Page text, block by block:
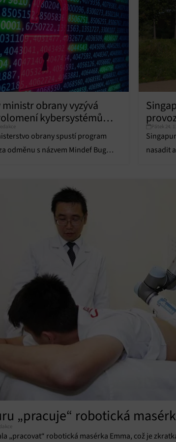
Poskytování a zobrazování
ochrany osobních údajů.
obrany vyzývá
kybersystémů
obrany spustí program
odměnu s názvem Mindef Bug
Pátek 24.
nasadit
„pracuje“ robotická
„pracovat“ robotická masérka Emma, což je